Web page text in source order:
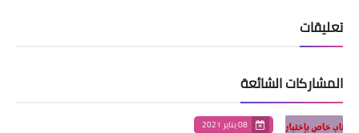
تعليقات
المشاركات الشائعة
08 يناير 2021